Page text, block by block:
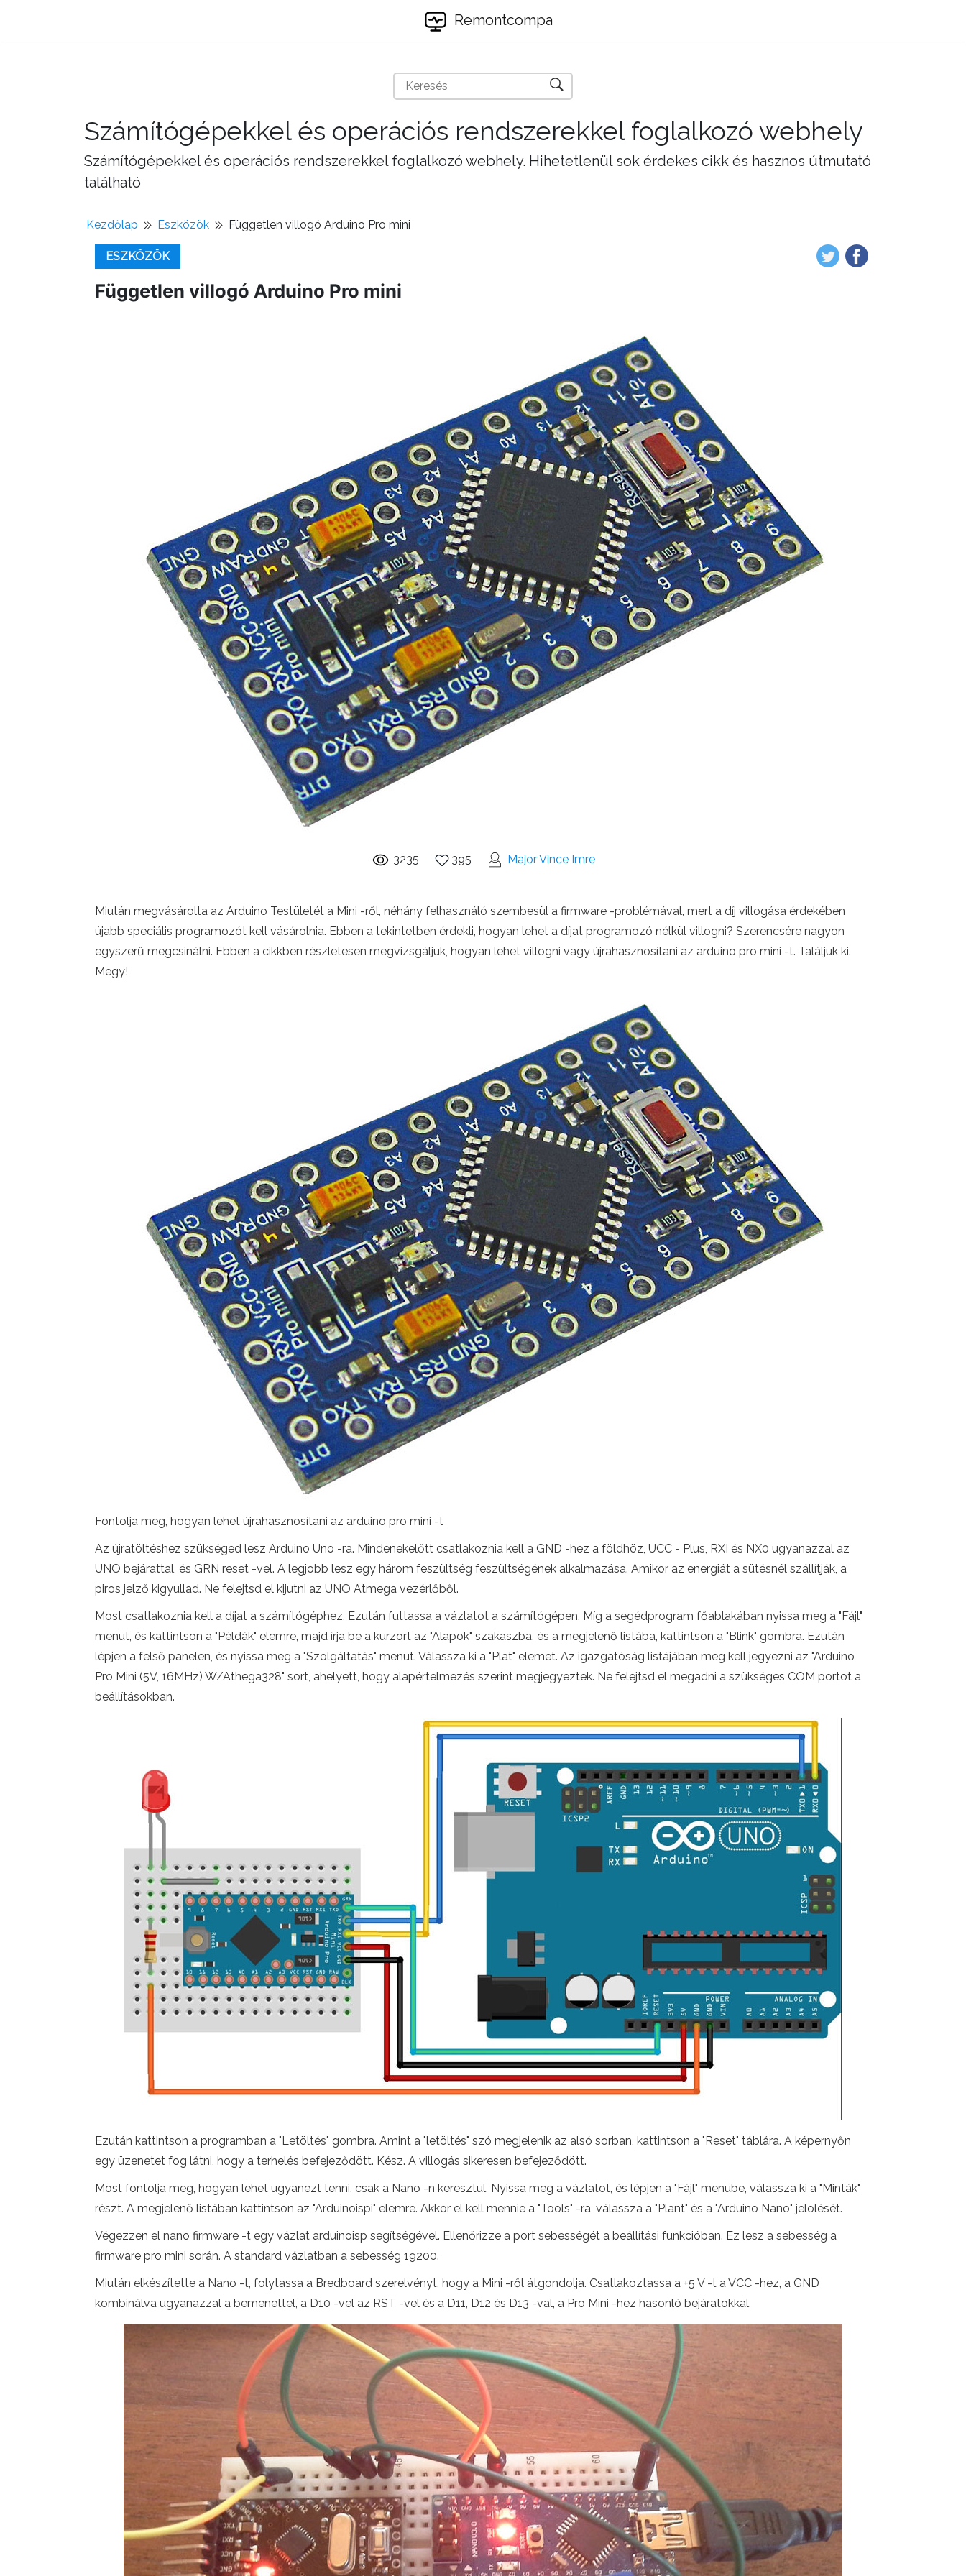
Remontcompa
Számítógépekkel és operációs rendszerekkel foglalkozó webhely
Számítógépekkel és operációs rendszerekkel foglalkozó webhely. Hihetetlenül sok érdekes cikk és hasznos útmutató
található
Kezdőlap Eszközök Független villogó Arduino Pro mini
ESZKÖZÖK
Független villogó Arduino Pro mini
3235 395 Major Vince Imre
Miután megvásárolta az Arduino Testületét a Mini -ről, néhány felhasználó szembesül a firmware -problémával, mert a díj villogása érdekében
újabb speciális programozót kell vásárolnia. Ebben a tekintetben érdekli, hogyan lehet a díjat programozó nélkül villogni? Szerencsére nagyon
egyszerű megcsinálni. Ebben a cikkben részletesen megvizsgáljuk, hogyan lehet villogni vagy újrahasznosítani az arduino pro mini -t. Találjuk ki.
Megy!
Fontolja meg, hogyan lehet újrahasznosítani az arduino pro mini -t
Az újratöltéshez szükséged lesz Arduino Uno -ra. Mindenekelőtt csatlakoznia kell a GND -hez a földhöz, UCC - Plus, RXI és NX0 ugyanazzal az
UNO bejárattal, és GRN reset -vel. A legjobb lesz egy három feszültség feszültségének alkalmazása. Amikor az energiát a sütésnél szállítják, a
piros jelző kigyullad. Ne felejtsd el kijutni az UNO Atmega vezérlőből.
Most csatlakoznia kell a díjat a számítógéphez. Ezután futtassa a vázlatot a számítógépen. Míg a segédprogram főablakában nyissa meg a "Fájl"
menüt, és kattintson a "Példák" elemre, majd írja be a kurzort az "Alapok" szakaszba, és a megjelenő listába, kattintson a "Blink" gombra. Ezután
lépjen a felső panelen, és nyissa meg a "Szolgáltatás" menüt. Válassza ki a "Plat" elemet. Az igazgatóság listájában meg kell jegyezni az "Arduino
Pro Mini (5V, 16MHz) W/Athega328" sort, ahelyett, hogy alapértelmezés szerint megjegyeztek. Ne felejtsd el megadni a szükséges COM portot a
beállításokban.
Ezután kattintson a programban a "Letöltés" gombra. Amint a "letöltés" szó megjelenik az alsó sorban, kattintson a "Reset" táblára. A képernyőn
egy üzenetet fog látni, hogy a terhelés befejeződött. Kész. A villogás sikeresen befejeződött.
Most fontolja meg, hogyan lehet ugyanezt tenni, csak a Nano -n keresztül. Nyissa meg a vázlatot, és lépjen a "Fájl" menübe, válassza ki a "Minták"
részt. A megjelenő listában kattintson az "Arduinoispi" elemre. Akkor el kell mennie a "Tools" -ra, válassza a "Plant" és a "Arduino Nano" jelölését.
Végezzen el nano firmware -t egy vázlat arduinoisp segítségével. Ellenőrizze a port sebességét a beállítási funkcióban. Ez lesz a sebesség a
firmware pro mini során. A standard vázlatban a sebesség 19200.
Miután elkészítette a Nano -t, folytassa a Bredboard szerelvényt, hogy a Mini -ről átgondolja. Csatlakoztassa a +5 V -t a VCC -hez, a GND
kombinálva ugyanazzal a bemenettel, a D10 -vel az RST -vel és a D11, D12 és D13 -val, a Pro Mini -hez hasonló bejáratokkal.